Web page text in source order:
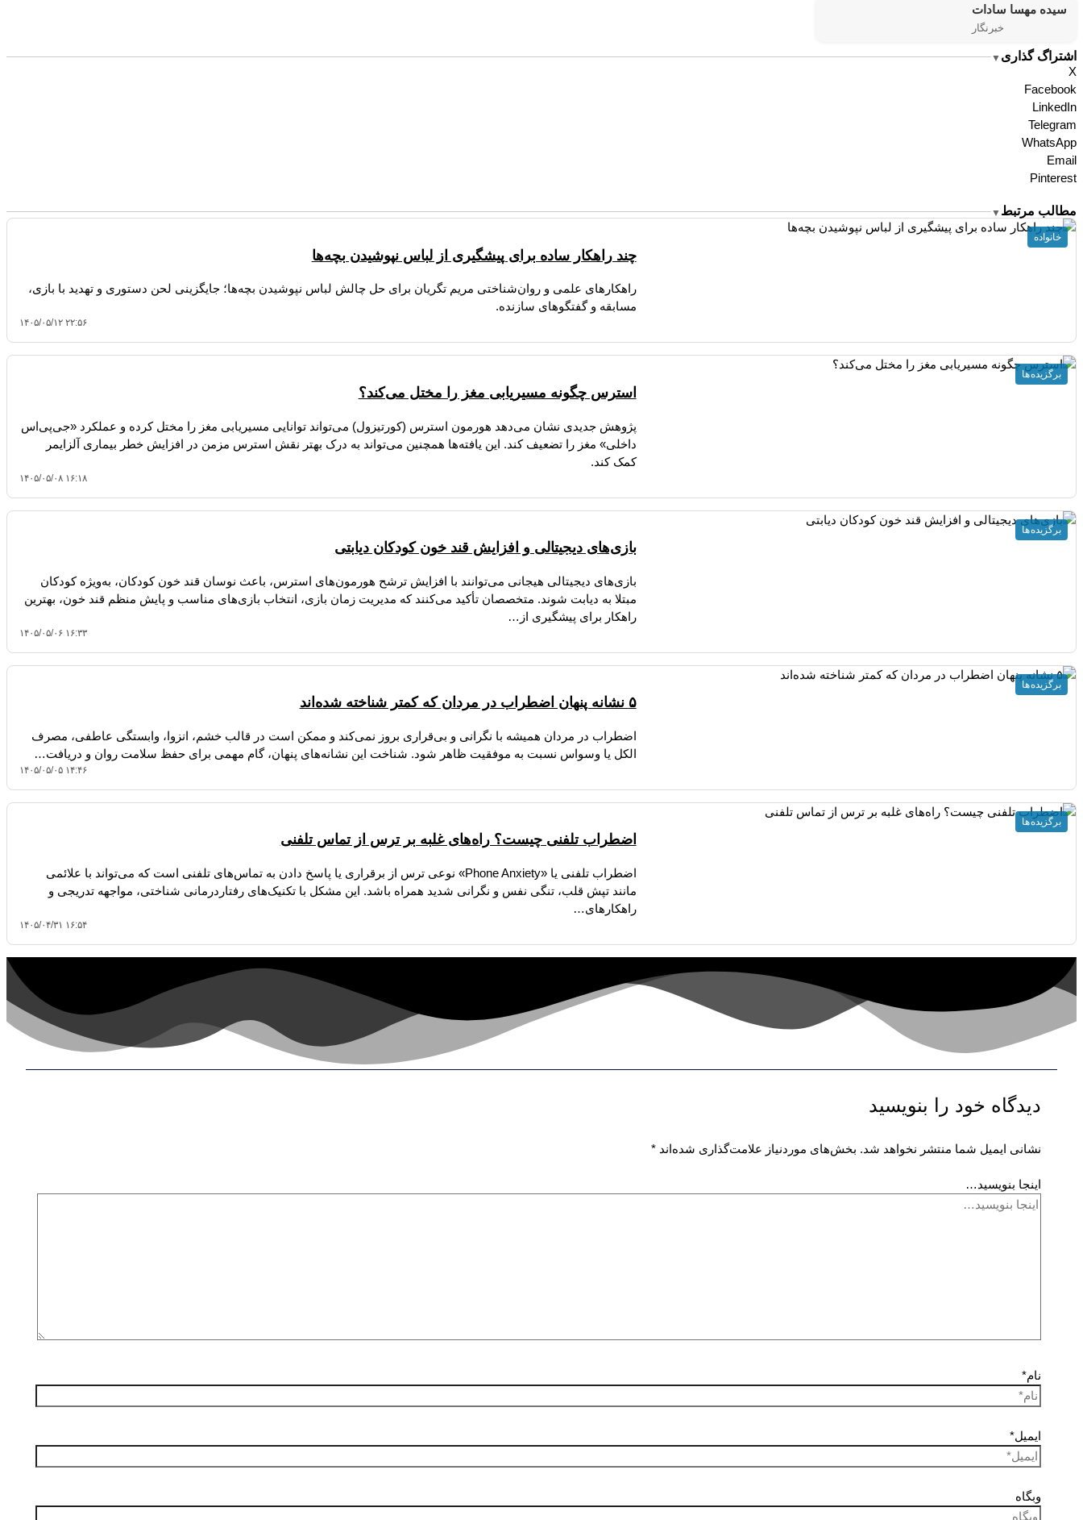
سیده مهسا سادات
خبرنگار
اشتراگ گذاری ▼
X
Facebook
LinkedIn
Telegram
WhatsApp
Email
Pinterest
مطالب مرتبط ▼
چند راهکار ساده برای پیشگیری از لباس نپوشیدن بچه‌ها
راهکارهای علمی و روان‌شناختی مریم تگریان برای حل چالش لباس نپوشیدن بچه‌ها؛ جایگزینی لحن دستوری و تهدید با بازی،
مسابقه و گفتگوهای سازنده.
۱۴۰۵/۰۵/۱۲ ۲۲:۵۶
خانواده
استرس چگونه مسیریابی مغز را مختل می‌کند؟
پژوهش جدیدی نشان می‌دهد هورمون استرس (کورتیزول) می‌تواند توانایی مسیریابی مغز را مختل کرده و عملکرد «جی‌پی‌اس
داخلی» مغز را تضعیف کند. این یافته‌ها همچنین می‌تواند به درک بهتر نقش استرس مزمن در افزایش خطر بیماری آلزایمر
کمک کند.
۱۴۰۵/۰۵/۰۸ ۱۶:۱۸
برگزیده ها
بازی‌های دیجیتالی و افزایش قند خون کودکان دیابتی
بازی‌های دیجیتالی هیجانی می‌توانند با افزایش ترشح هورمون‌های استرس، باعث نوسان قند خون کودکان، به‌ویژه کودکان
مبتلا به دیابت شوند. متخصصان تأکید می‌کنند که مدیریت زمان بازی، انتخاب بازی‌های مناسب و پایش منظم قند خون، بهترین
راهکار برای پیشگیری از…
۱۴۰۵/۰۵/۰۶ ۱۶:۳۳
برگزیده ها
۵ نشانه پنهان اضطراب در مردان که کمتر شناخته شده‌اند
اضطراب در مردان همیشه با نگرانی و بی‌قراری بروز نمی‌کند و ممکن است در قالب خشم، انزوا، وابستگی عاطفی، مصرف
الکل یا وسواس نسبت به موفقیت ظاهر شود. شناخت این نشانه‌های پنهان، گام مهمی برای حفظ سلامت روان و دریافت…
۱۴۰۵/۰۵/۰۵ ۱۴:۴۶
برگزیده ها
اضطراب تلفنی چیست؟ راه‌های غلبه بر ترس از تماس تلفنی
اضطراب تلفنی یا «Phone Anxiety» نوعی ترس از برقراری یا پاسخ دادن به تماس‌های تلفنی است که می‌تواند با علائمی
مانند تپش قلب، تنگی نفس و نگرانی شدید همراه باشد. این مشکل با تکنیک‌های رفتاردرمانی شناختی، مواجهه تدریجی و
راهکارهای…
۱۴۰۵/۰۴/۳۱ ۱۶:۵۴
برگزیده ها
دیدگاه‌ خود را بنویسید
نشانی ایمیل شما منتشر نخواهد شد. بخش‌های موردنیاز علامت‌گذاری شده‌اند *
اینجا بنویسید…
نام*
ایمیل*
وبگاه